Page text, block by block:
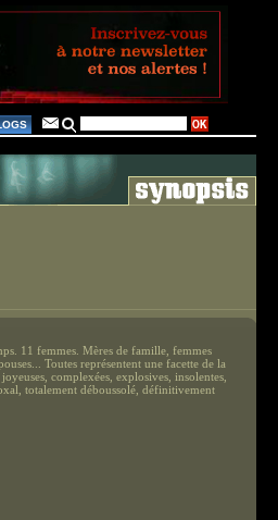
11 femmes. Mères de famille, femmes
Toutes représentent une facette de la
complexées, explosives, insolentes,
totalement déboussolé, définitivement